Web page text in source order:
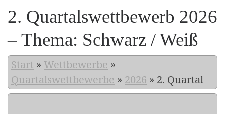
2. Quartalswettbewerb 2026
– Thema: Schwarz / Weiß
Start » Wettbewerbe »
Quartalswettbewerbe » 2026 » 2. Quartal